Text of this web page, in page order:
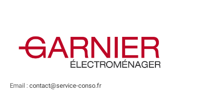
Email : contact@service-conso.fr